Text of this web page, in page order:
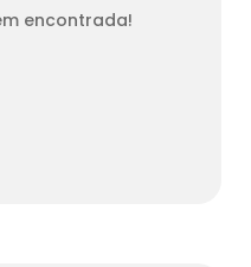
encontrada!